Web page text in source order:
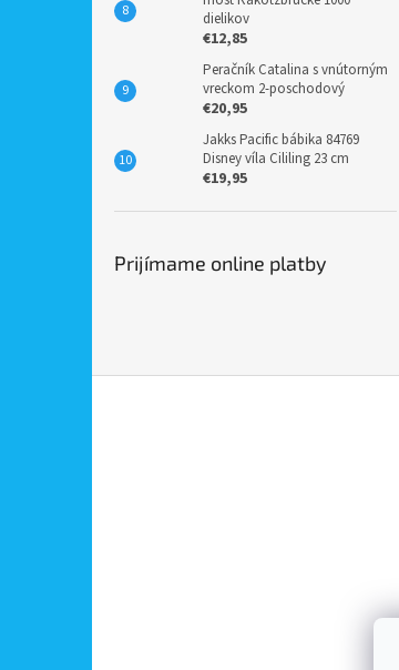
dielikov
€12,85
Peračník Catalina s vnútorným
vreckom 2-poschodový
€20,95
Jakks Pacific bábika 84769
Disney víla Cililing 23 cm
€19,95
Prijímame online platby